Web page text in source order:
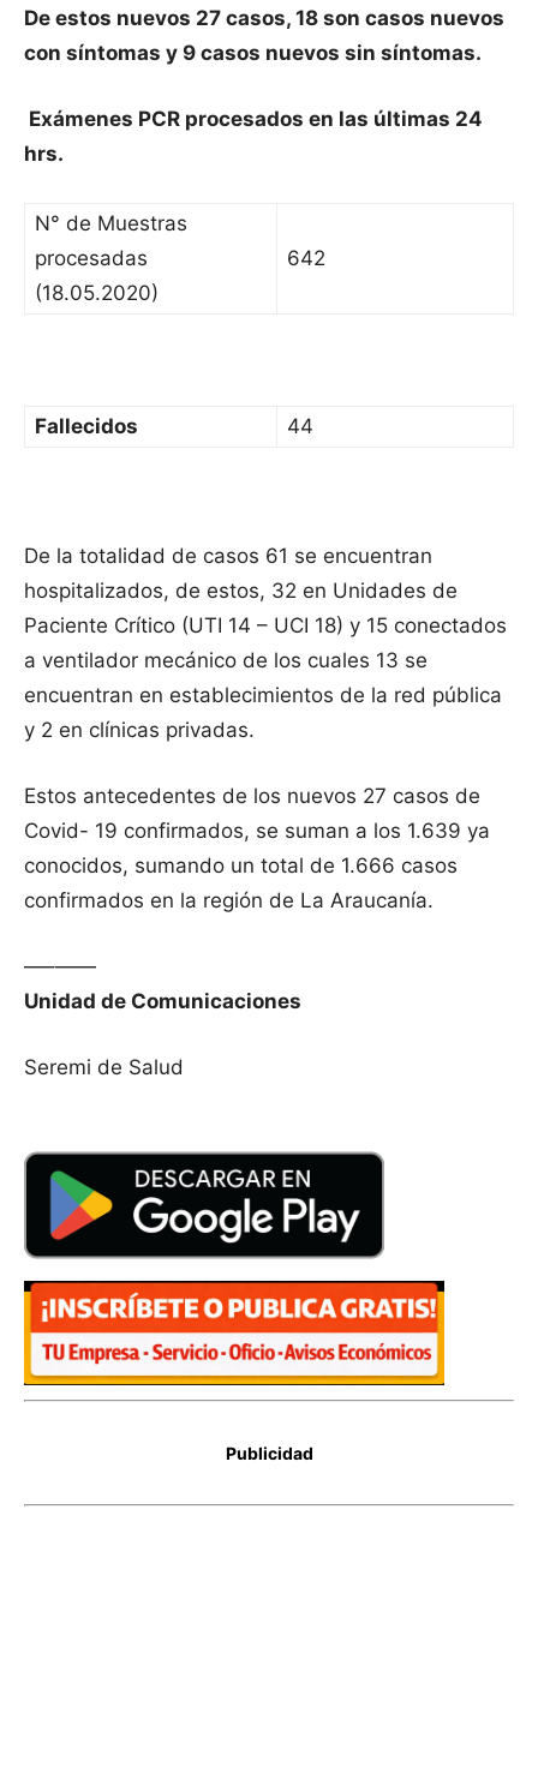
De estos nuevos 27 casos, 18 son casos nuevos
con síntomas y 9 casos nuevos sin síntomas.
Exámenes PCR procesados en las últimas 24
hrs.
N° de Muestras
procesadas
(18.05.2020)
642
Fallecidos 44
De la totalidad de casos 61 se encuentran
hospitalizados, de estos, 32 en Unidades de
Paciente Crítico (UTI 14 – UCI 18) y 15 conectados
a ventilador mecánico de los cuales 13 se
encuentran en establecimientos de la red pública
y 2 en clínicas privadas.
Estos antecedentes de los nuevos 27 casos de
Covid- 19 confirmados, se suman a los 1.639 ya
conocidos, sumando un total de 1.666 casos
confirmados en la región de La Araucanía.
—–——
Unidad de Comunicaciones
Seremi de Salud
Publicidad